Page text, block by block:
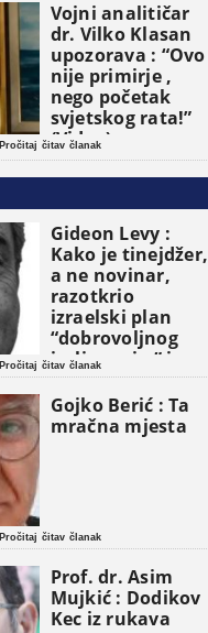
Vojni analitičar
dr. Vilko Klasan
upozorava : “Ovo
nije primirje ,
nego početak
svjetskog rata!”
(Video)
Pročitaj čitav članak
Gideon Levy :
Kako je tinejdžer,
a ne novinar,
razotkrio
izraelski plan
“dobrovoljnog
iseljavanja ” iz
Gaze
Pročitaj čitav članak
Gojko Berić : Ta
mračna mjesta
Pročitaj čitav članak
Prof. dr. Asim
Mujkić : Dodikov
Kec iz rukava